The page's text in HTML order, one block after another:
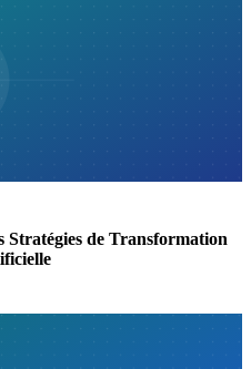
Stratégies de Transformation